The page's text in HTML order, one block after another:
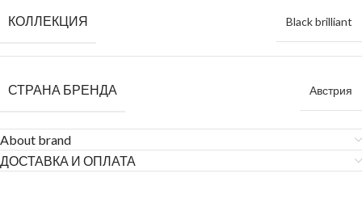
КОЛЛЕКЦИЯ Black brilliant
СТРАНА БРЕНДА Австрия
About brand
ДОСТАВКА И ОПЛАТА